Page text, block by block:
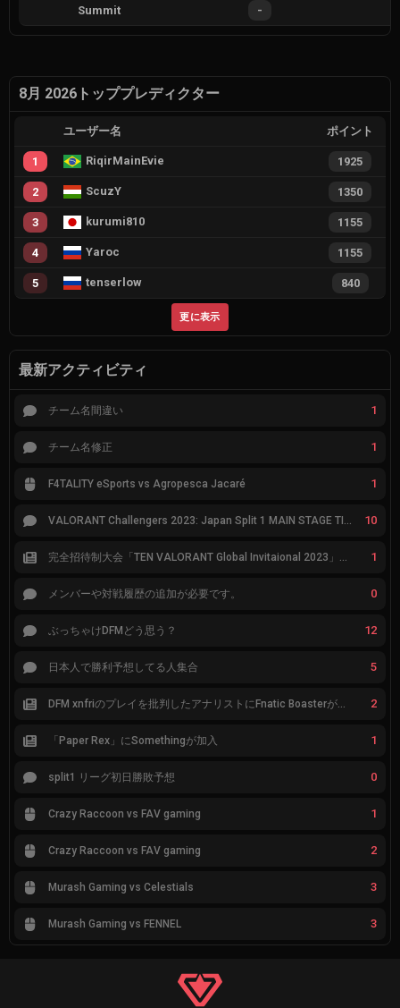
Summit -
8月 2026トッププレディクター
ユーザー名 ポイント
1 RiqirMainEvie 1925
2 ScuzY 1350
3 kurumi810 1155
4 Yaroc 1155
5 tenserlow 840
更に表示
最新アクティビティ
チーム名間違い 1
チーム名修正 1
F4TALITY eSports vs Agropesca Jacaré 1
VALORANT Challengers 2023: Japan Split 1 MAIN STAGE TIER表 10
完全招待制大会「TEN VALORANT Global Invitaional 2023」が韓国で開催 1
メンバーや対戦履歴の追加が必要です。 0
ぶっちゃけDFMどう思う？ 12
日本人で勝利予想してる人集合 5
DFM xnfriのプレイを批判したアナリストにFnatic Boasterが反応「DFMは仕組みの強化が必要なだけ」 2
「Paper Rex」にSomethingが加入 1
split1 リーグ初日勝敗予想 0
Crazy Raccoon vs FAV gaming 1
Crazy Raccoon vs FAV gaming 2
Murash Gaming vs Celestials 3
Murash Gaming vs FENNEL 3